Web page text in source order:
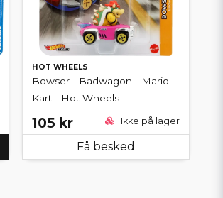
HOT WHEELS
Bowser - Badwagon - Mario
Kart - Hot Wheels
105 kr Ikke på lager
Få besked